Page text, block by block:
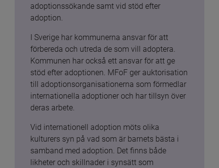
adoptionssökande samt vid stöd efter
adoption.
I Sverige har kommunerna ansvar för att
förbereda och utreda de som vill adoptera.
Kommunen har också ett ansvar för att ge
stöd efter adoptionen. MFoF ger auktorisation
till adoptionsorganisationerna som förmedlar
internationella adoptioner och har tillsyn över
deras arbete.
Vid internationell adoption möts olika
kulturers syn på vad som är barnets bästa i
samband med adoption. Det finns både
likheter och skillnader i synsätt som